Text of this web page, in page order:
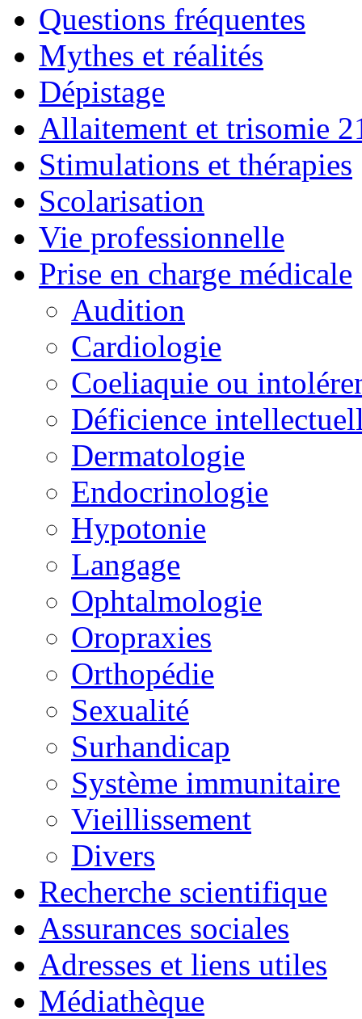
Questions fréquentes
Mythes et réalités
Dépistage
Allaitement et trisomie
Stimulations et thérapies
Scolarisation
Vie professionnelle
Prise en charge médicale
Audition
Cardiologie
Coeliaquie ou
Déficience
Dermatologie
Endocrinologie
Hypotonie
Langage
Ophtalmologie
Oropraxies
Orthopédie
Sexualité
Surhandicap
Système immunitaire
Vieillissement
Divers
Recherche scientifique
Assurances sociales
Adresses et liens utiles
Médiathèque